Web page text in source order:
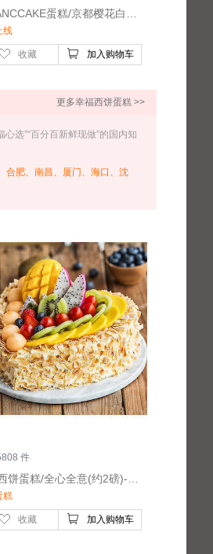
线
收藏 加入购物车
更多幸福西饼蛋糕 >>
选”“百分百新鲜现做”的国内知
合肥、南昌、厦门、海口、沈
件
糕
收藏 加入购物车